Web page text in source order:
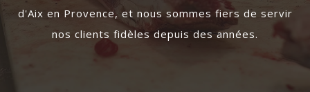
d'Aix en Provence, et nous sommes fiers de servir
nos clients fidèles depuis des années.